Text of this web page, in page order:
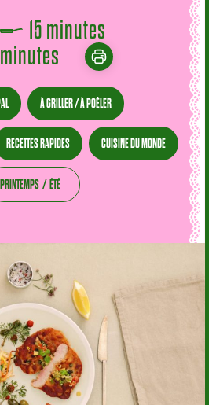
15 minutes
À GRILLER / À POÊLER
RECETTES RAPIDES CUISINE DU MONDE
PRINTEMPS ÉTÉ